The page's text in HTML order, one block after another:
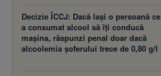
Decizie ÎCCJ: Dacă laşi o persoană ce
a consumat alcool să îţi conducă
maşina, răspunzi penal doar dacă
alcoolemia şoferului trece de 0,80 g/l